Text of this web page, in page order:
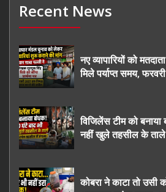
Recent News
नए व्यापारियों को
मिले पर्याप्त समय,
विजिलेंस टीम को
नहीं खुले तहसील के ताले
कोबरा ने काटा तो उसी